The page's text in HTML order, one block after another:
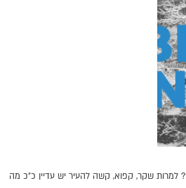
מה עושים בניו יורק בפברואר 2019? למרות שקר, קפוא, קשה להעיר יש עדיין כ״כ מה